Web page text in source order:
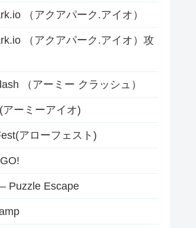
（アクアパーク.アイオ）
（アクアパーク.アイオ）攻
（アーミー クラッシュ）
アーミーアイオ)
アローフェスト)
Puzzle Escape